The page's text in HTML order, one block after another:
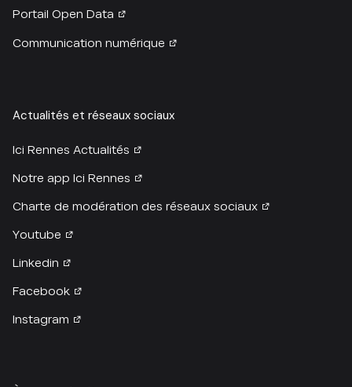
Portail Open Data
Communication numérique
Actualités et réseaux sociaux
Ici Rennes Actualités
Notre app Ici Rennes
Charte de modération des réseaux sociaux
Youtube
Linkedin
Facebook
Instagram